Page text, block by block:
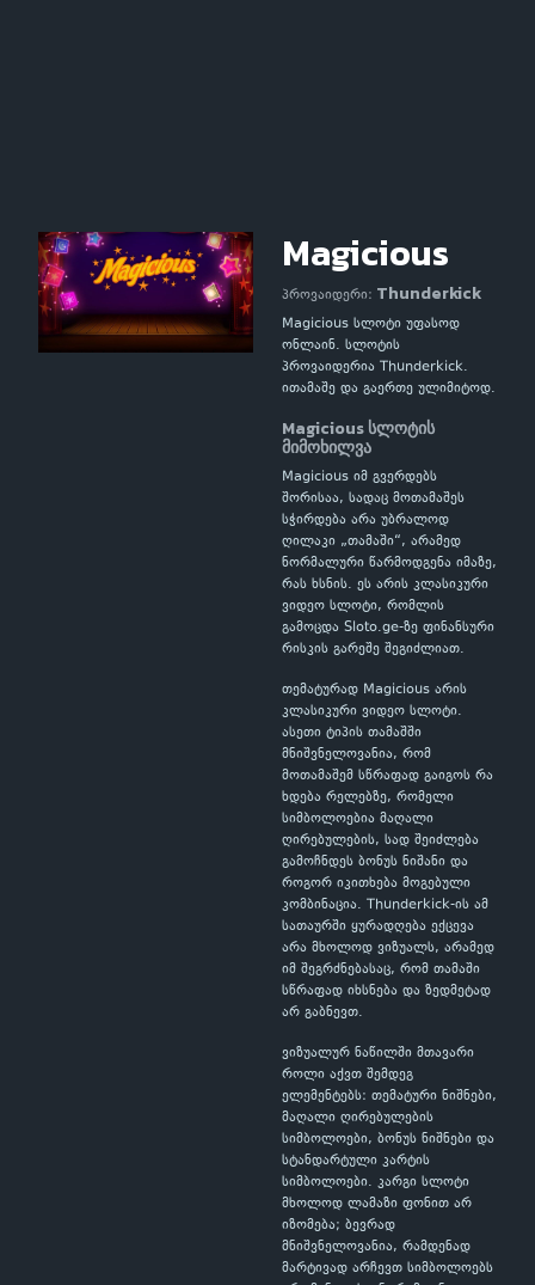
Magicious
პროვაიდერი: Thunderkick
Magicious სლოტი უფასოდ
ონლაინ. სლოტის
პროვაიდერია Thunderkick.
ითამაშე და გაერთე ულიმიტოდ.
Magicious სლოტის
მიმოხილვა
Magicious იმ გვერდებს
შორისაა, სადაც მოთამაშეს
სჭირდება არა უბრალოდ
ღილაკი „თამაში“, არამედ
ნორმალური წარმოდგენა იმაზე,
რას ხსნის. ეს არის კლასიკური
ვიდეო სლოტი, რომლის
გამოცდა Sloto.ge-ზე ფინანსური
რისკის გარეშე შეგიძლიათ.
თემატურად Magicious არის
კლასიკური ვიდეო სლოტი.
ასეთი ტიპის თამაშში
მნიშვნელოვანია, რომ
მოთამაშემ სწრაფად გაიგოს რა
ხდება რელებზე, რომელი
სიმბოლოებია მაღალი
ღირებულების, სად შეიძლება
გამოჩნდეს ბონუს ნიშანი და
როგორ იკითხება მოგებული
კომბინაცია. Thunderkick-ის ამ
სათაურში ყურადღება ექცევა
არა მხოლოდ ვიზუალს, არამედ
იმ შეგრძნებასაც, რომ თამაში
სწრაფად იხსნება და ზედმეტად
არ გაბნევთ.
ვიზუალურ ნაწილში მთავარი
როლი აქვთ შემდეგ
ელემენტებს: თემატური ნიშნები,
მაღალი ღირებულების
სიმბოლოები, ბონუს ნიშნები და
სტანდარტული კარტის
სიმბოლოები. კარგი სლოტი
მხოლოდ ლამაზი ფონით არ
იზომება; ბევრად
მნიშვნელოვანია, რამდენად
მარტივად არჩევთ სიმბოლოებს